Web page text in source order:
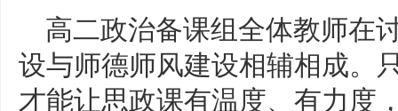
高二政治备课组全体教师在
设与师德师风建设相辅相成。
才能让思政课有温度、有力度